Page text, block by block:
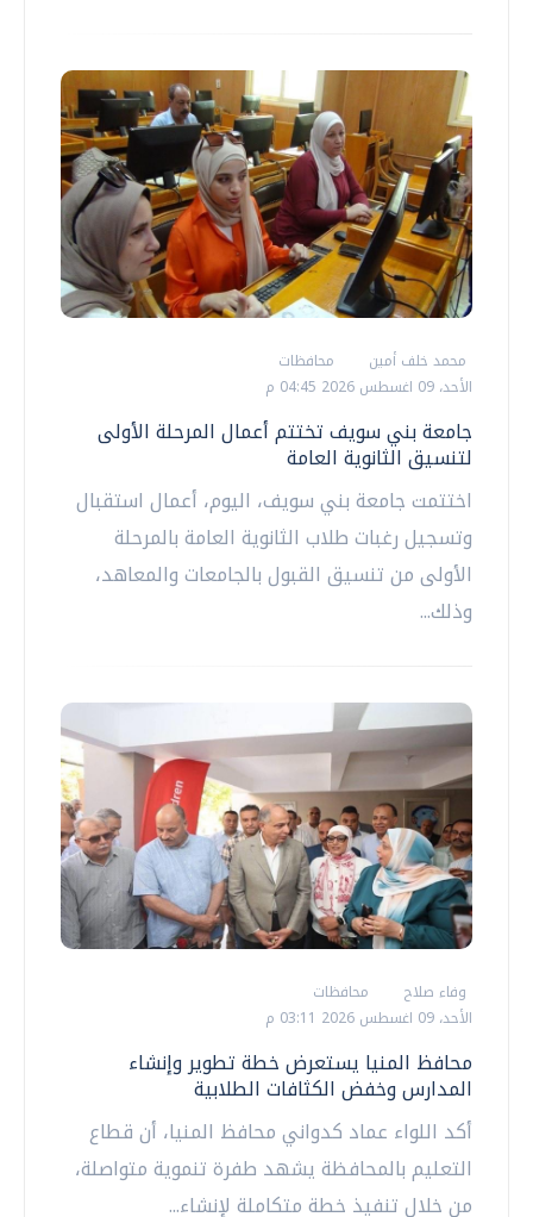
محمد خلف أمين
محافظات
الأحد، 09 اغسطس 2026 04:45 م
جامعة بني سويف تختتم أعمال المرحلة الأولى
لتنسيق الثانوية العامة
اختتمت جامعة بني سويف، اليوم، أعمال استقبال
وتسجيل رغبات طلاب الثانوية العامة بالمرحلة
الأولى من تنسيق القبول بالجامعات والمعاهد،
وذلك...
وفاء صلاح
محافظات
الأحد، 09 اغسطس 2026 03:11 م
محافظ المنيا يستعرض خطة تطوير وإنشاء
المدارس وخفض الكثافات الطلابية
أكد اللواء عماد كدواني محافظ المنيا، أن قطاع
التعليم بالمحافظة يشهد طفرة تنموية متواصلة،
من خلال تنفيذ خطة متكاملة لإنشاء...